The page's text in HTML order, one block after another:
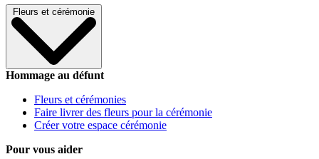
Fleurs et cérémonie
Hommage au défunt
Fleurs et cérémonies
Faire livrer des fleurs pour la cérémonie
Créer votre espace cérémonie
Pour vous aider